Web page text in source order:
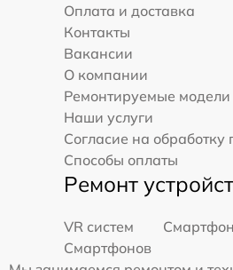
Оплата и доставка
Контакты
Вакансии
О компании
Ремонтируемые модели
Наши услуги
Согласие на
Способы оплаты
Ремонт
VR систем
Смартфонов